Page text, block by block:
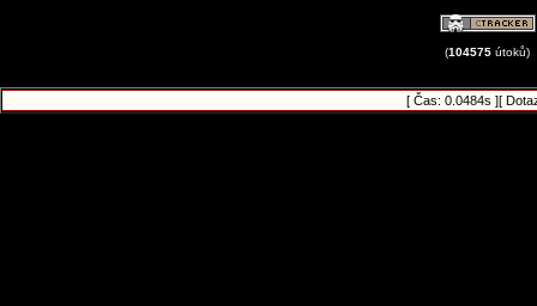
(104575 útoků)
[ Čas: 0.0484s ][